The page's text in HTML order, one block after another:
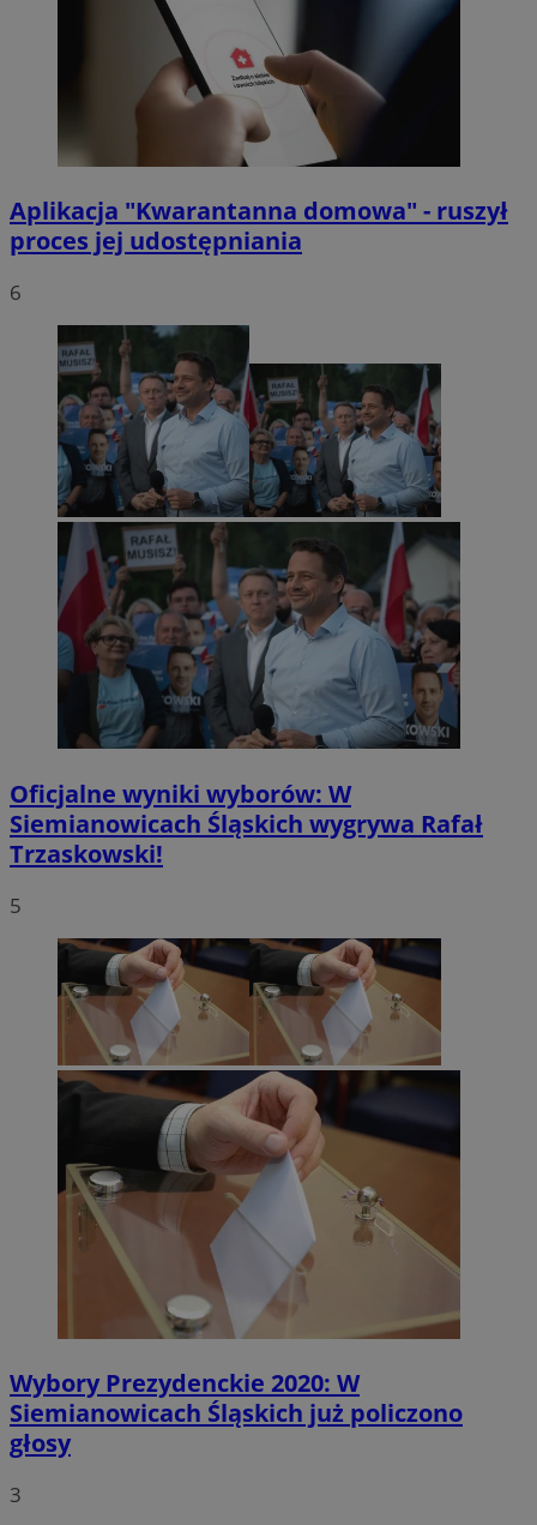
Aplikacja "Kwarantanna domowa" - ruszył
proces jej udostępniania
6
Oficjalne wyniki wyborów: W
Siemianowicach Śląskich wygrywa Rafał
Trzaskowski!
5
Wybory Prezydenckie 2020: W
Siemianowicach Śląskich już policzono
głosy
3